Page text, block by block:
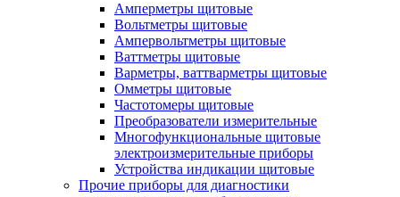
Амперметры щитовые
Вольтметры щитовые
Ампервольтметры щитовые
Ваттметры щитовые
Варметры, ваттварметры щитовые
Омметры щитовые
Частотомеры щитовые
Преобразователи измерительные
Многофункциональные щитовые
электроизмерительные приборы
Устройства индикации щитовые
Прочие приборы для диагностики